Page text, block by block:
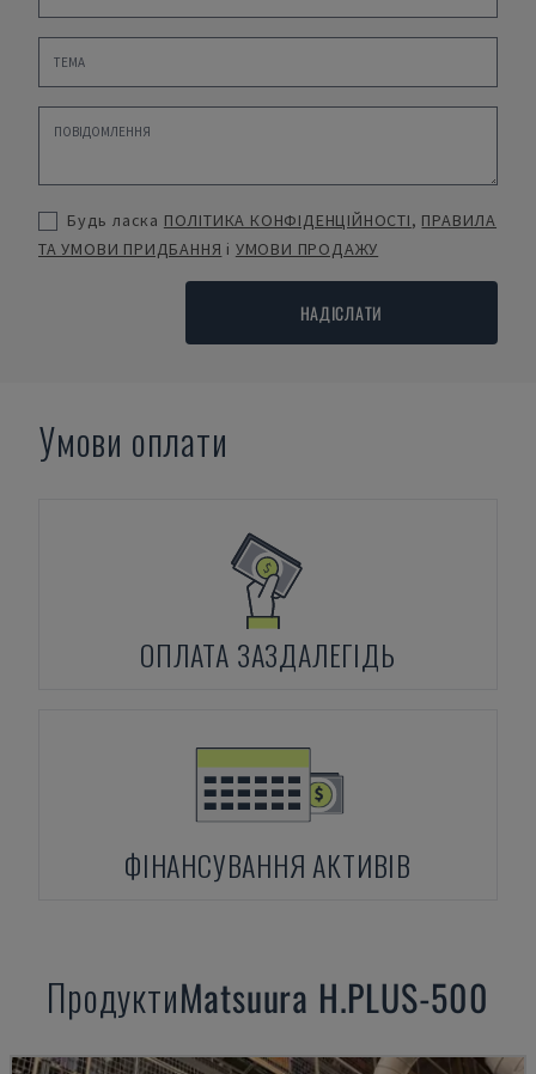
Будь ласка ПОЛІТИКА КОНФІДЕНЦІЙНОСТІ, ПРАВИЛА
ТА УМОВИ ПРИДБАННЯ і УМОВИ ПРОДАЖУ
НАДІСЛАТИ
Умови оплати
ОПЛАТА ЗАЗДАЛЕГІДЬ
ФІНАНСУВАННЯ АКТИВІВ
ПродуктиMatsuura H.PLUS-500